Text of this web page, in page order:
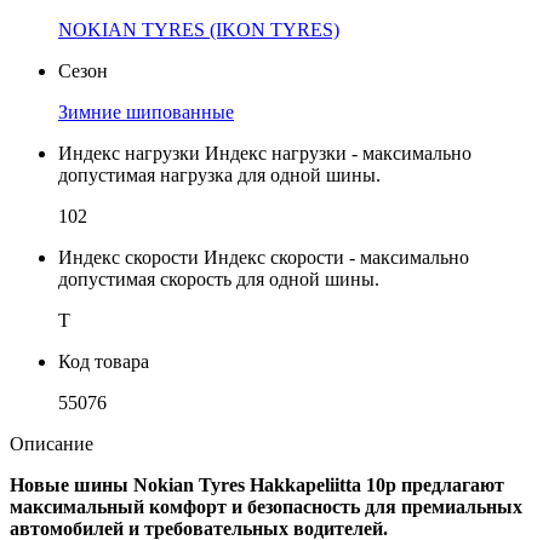
NOKIAN TYRES (IKON TYRES)
Сезон
Зимние шипованные
Индекс нагрузки Индекс нагрузки - максимально
допустимая нагрузка для одной шины.
102
Индекс скорости Индекс скорости - максимально
допустимая скорость для одной шины.
T
Код товара
55076
Описание
Новые шины Nokian Tyres Hakkapeliitta 10p предлагают
максимальный комфорт и безопасность для премиальных
автомобилей и требовательных водителей.